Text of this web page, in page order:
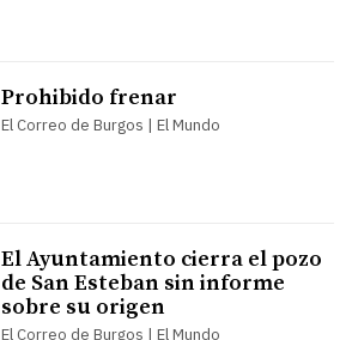
Prohibido frenar
El Correo de Burgos | El Mundo
El Ayuntamiento cierra el pozo
de San Esteban sin informe
sobre su origen
El Correo de Burgos | El Mundo